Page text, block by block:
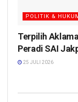
POLITIK &
Terpilih
Peradi SAI
25 JULI 2026